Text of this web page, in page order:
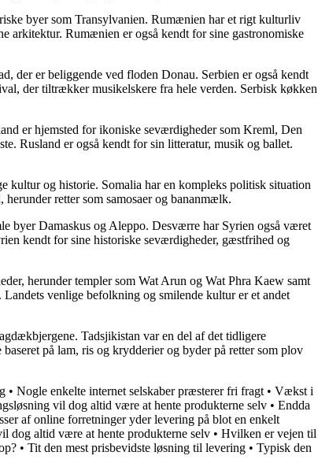
byer som Transylvanien. Rumænien har et rigt kulturliv
arkitektur. Rumænien er også kendt for sine gastronomiske
der er beliggende ved floden Donau. Serbien er også kendt
der tiltrækker musikelskere fra hele verden. Serbisk køkken
er hjemsted for ikoniske seværdigheder som Kreml, Den
Rusland er også kendt for sin litteratur, musik og ballet.
og historie. Somalia har en kompleks politisk situation
retter som samosaer og bananmælk.
byer Damaskus og Aleppo. Desværre har Syrien også været
kendt for sine historiske seværdigheder, gæstfrihed og
herunder templer som Wat Arun og Wat Phra Kaew samt
venlige befolkning og smilende kultur er et andet
Tadsjikistan var en del af det tidligere
på lam, ris og krydderier og byder på retter som plov
• Nogle enkelte internet selskaber præsterer fri fragt • Vækst i
vil dog altid være at hente produkterne selv • Endda
af online forretninger yder levering på blot en enkelt
dog altid være at hente produkterne selv • Hvilken er vejen til
• Tit den mest prisbevidste løsning til levering • Typisk den